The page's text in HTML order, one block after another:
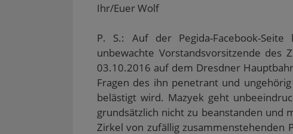
Ihr/Euer Wolf
P. S.: Auf der Pegida-Facebook-
unbewachte Vorstandsvorsitzende des
03.10.2016 auf dem Dresdner
Fragen des ihn penetrant und
belästigt wird. Mazyek geht
grundsätzlich nicht zu beanstanden und
Zirkel von zufällig zusammenstehenden